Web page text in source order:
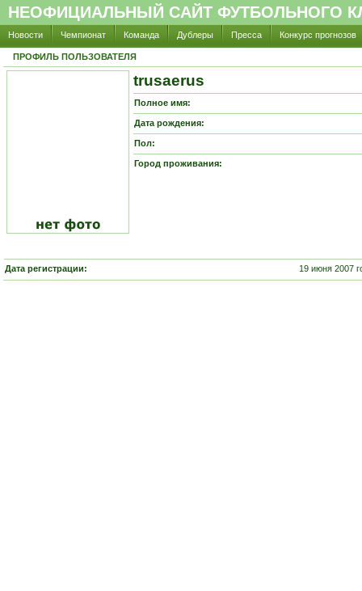
НЕОФИЦИАЛЬНЫЙ САЙТ ФУТБОЛЬНОГО
Новости Чемпионат Команда Дублеры Пресса Конкурс прогнозов
ПРОФИЛЬ ПОЛЬЗОВАТЕЛЯ
trusaerus
Полное имя:
Дата рождения:
Пол:
Город проживания:
Дата регистрации: 19 июня 2007